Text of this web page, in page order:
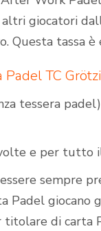
altri giocatori
Questa tassa
Padel TC
tessera padel)
e per tutto
sempre
Padel giocano
titolare di carta